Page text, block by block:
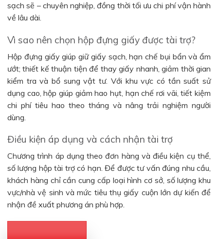
sạch sẽ – chuyên nghiệp, đồng thời tối ưu chi phí vận hành
về lâu dài.
Vì sao nên chọn hộp đựng giấy được tài trợ?
Hộp đựng giấy giúp giữ giấy sạch, hạn chế bụi bẩn và ẩm
ướt; thiết kế thuận tiện để thay giấy nhanh, giảm thời gian
kiểm tra và bổ sung vật tư. Với khu vực có tần suất sử
dụng cao, hộp giúp giảm hao hụt, hạn chế rơi vãi, tiết kiệm
chi phí tiêu hao theo tháng và nâng trải nghiệm người
dùng.
Điều kiện áp dụng và cách nhận tài trợ
Chương trình áp dụng theo đơn hàng và điều kiện cụ thể,
số lượng hộp tài trợ có hạn. Để được tư vấn đúng nhu cầu,
khách hàng chỉ cần cung cấp loại hình cơ sở, số lượng khu
vực/nhà vệ sinh và mức tiêu thụ giấy cuộn lớn dự kiến để
nhận đề xuất phương án phù hợp.